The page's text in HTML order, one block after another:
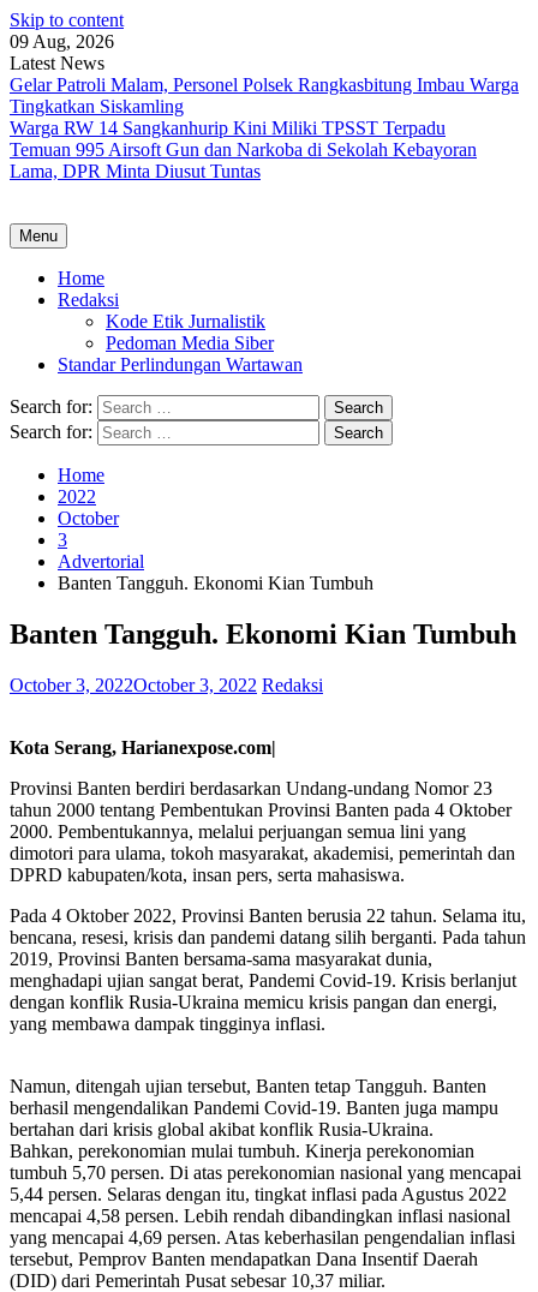
Skip to content
09 Aug, 2026
Latest News
Gelar Patroli Malam, Personel Polsek Rangkasbitung Imbau Warga
Tingkatkan Siskamling
Warga RW 14 Sangkanhurip Kini Miliki TPSST Terpadu
Temuan 995 Airsoft Gun dan Narkoba di Sekolah Kebayoran
Lama, DPR Minta Diusut Tuntas
Menu
Home
Redaksi
Kode Etik Jurnalistik
Pedoman Media Siber
Standar Perlindungan Wartawan
Search for:
Search for:
Home
2022
October
3
Advertorial
Banten Tangguh. Ekonomi Kian Tumbuh
Banten Tangguh. Ekonomi Kian Tumbuh
October 3, 2022October 3, 2022 Redaksi
Kota Serang, Harianexpose.com|
Provinsi Banten berdiri berdasarkan Undang-undang Nomor 23
tahun 2000 tentang Pembentukan Provinsi Banten pada 4 Oktober
2000. Pembentukannya, melalui perjuangan semua lini yang
dimotori para ulama, tokoh masyarakat, akademisi, pemerintah dan
DPRD kabupaten/kota, insan pers, serta mahasiswa.
Pada 4 Oktober 2022, Provinsi Banten berusia 22 tahun. Selama itu,
bencana, resesi, krisis dan pandemi datang silih berganti. Pada tahun
2019, Provinsi Banten bersama-sama masyarakat dunia,
menghadapi ujian sangat berat, Pandemi Covid-19. Krisis berlanjut
dengan konflik Rusia-Ukraina memicu krisis pangan dan energi,
yang membawa dampak tingginya inflasi.
Namun, ditengah ujian tersebut, Banten tetap Tangguh. Banten
berhasil mengendalikan Pandemi Covid-19. Banten juga mampu
bertahan dari krisis global akibat konflik Rusia-Ukraina.
Bahkan, perekonomian mulai tumbuh. Kinerja perekonomian
tumbuh 5,70 persen. Di atas perekonomian nasional yang mencapai
5,44 persen. Selaras dengan itu, tingkat inflasi pada Agustus 2022
mencapai 4,58 persen. Lebih rendah dibandingkan inflasi nasional
yang mencapai 4,69 persen. Atas keberhasilan pengendalian inflasi
tersebut, Pemprov Banten mendapatkan Dana Insentif Daerah
(DID) dari Pemerintah Pusat sebesar 10,37 miliar.